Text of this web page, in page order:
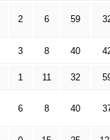
2 6 59
3 8 40
1 11 32
6 8 40